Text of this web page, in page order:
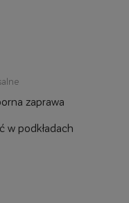
zaprawa
w podkładach